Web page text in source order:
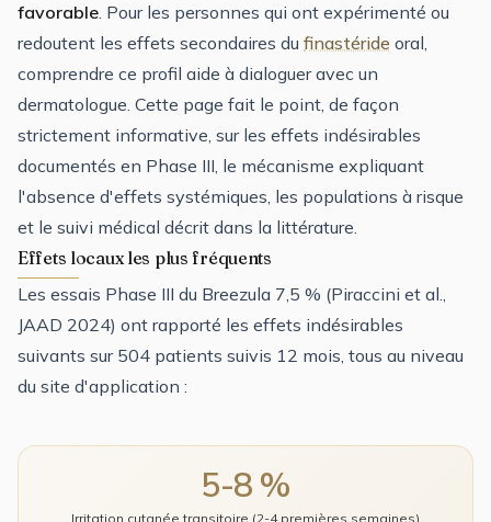
favorable. Pour les personnes qui ont expérimenté ou
redoutent les effets secondaires du finastéride oral,
comprendre ce profil aide à dialoguer avec un
dermatologue. Cette page fait le point, de façon
strictement informative, sur les effets indésirables
documentés en Phase III, le mécanisme expliquant
l'absence d'effets systémiques, les populations à risque
et le suivi médical décrit dans la littérature.
Effets locaux les plus fréquents
Les essais Phase III du Breezula 7,5 % (Piraccini et al.,
JAAD 2024) ont rapporté les effets indésirables
suivants sur 504 patients suivis 12 mois, tous au niveau
du site d'application :
5-8 %
Irritation cutanée transitoire (2-4 premières semaines)